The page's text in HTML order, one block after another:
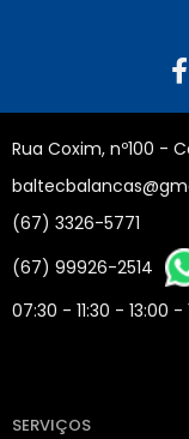
Rua Coxim, nº100 -
(67) 3326-5771
(67) 99926-2514
07:30 - 11:30 - 13:00 -
SERVIÇOS